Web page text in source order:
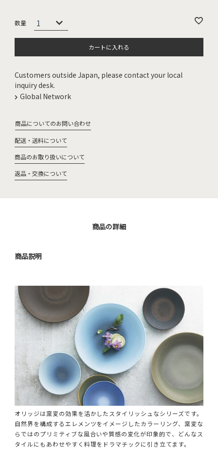
カートに入れる
Customers outside Japan, please contact your local
inquiry desk.
Global Network
商品についてのお問い合わせ
配送・送料について
商品のお取り扱いについて
返品・交換について
商品の詳細
商品説明
オリッジは窯変の効果を活かしたスタイリッシュなシリーズです。
自然界を構成するエレメンツをイメージしたカラーリング、窯変な
らではのプリミティブな風合いや質感の変化が印象的で、どんなス
タイルにもあわせやすく料理をドラマチックに引き立てます。